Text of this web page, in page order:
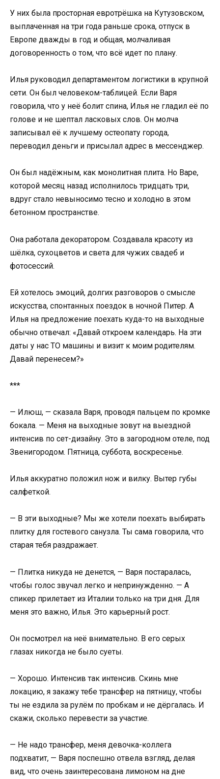
У них была просторная евротрёшка на Кутузовском,
выплаченная на три года раньше срока, отпуск в
Европе дважды в год и общая, молчаливая
договоренность о том, что всё идет по плану.
Илья руководил департаментом логистики в крупной
сети. Он был человеком-таблицей. Если Варя
говорила, что у неё болит спина, Илья не гладил её по
голове и не шептал ласковых слов. Он молча
записывал её к лучшему остеопату города,
переводил деньги и присылал адрес в мессенджер.
Он был надёжным, как монолитная плита. Но Варе,
которой месяц назад исполнилось тридцать три,
вдруг стало невыносимо тесно и холодно в этом
бетонном пространстве.
Она работала декоратором. Создавала красоту из
шёлка, сухоцветов и света для чужих свадеб и
фотосессий.
Ей хотелось эмоций, долгих разговоров о смысле
искусства, спонтанных поездок в ночной Питер. А
Илья на предложение поехать куда-то на выходные
обычно отвечал: «Давай откроем календарь. На эти
даты у нас ТО машины и визит к моим родителям.
Давай перенесем?»
***
— Илюш, — сказала Варя, проводя пальцем по кромке
бокала. — Меня на выходные зовут на выездной
интенсив по сет-дизайну. Это в загородном отеле, под
Звенигородом. Пятница, суббота, воскресенье.
Илья аккуратно положил нож и вилку. Вытер губы
салфеткой.
— В эти выходные? Мы же хотели поехать выбирать
плитку для гостевого санузла. Ты сама говорила, что
старая тебя раздражает.
— Плитка никуда не денется, — Варя постаралась,
чтобы голос звучал легко и непринужденно. — А
спикер прилетает из Италии только на три дня. Для
меня это важно, Илья. Это карьерный рост.
Он посмотрел на неё внимательно. В его серых
глазах никогда не было суеты.
— Хорошо. Интенсив так интенсив. Скинь мне
локацию, я закажу тебе трансфер на пятницу, чтобы
ты не ездила за рулём по пробкам и не дёргалась. И
скажи, сколько перевести за участие.
— Не надо трансфер, меня девочка-коллега
подхватит, — Варя поспешно отвела взгляд, делая
вид, что очень заинтересована лимоном на дне